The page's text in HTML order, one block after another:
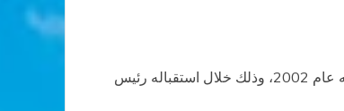
تحدث البابا بندكتوس الـ16 عن الكاردينال الفييتنامي فرنسوا كزافييه فان توان "الخادم الأمين للرب" في الذكرى السنوية الخامسة لغيابه عام 2002، وذلك خلال استقباله رئيس